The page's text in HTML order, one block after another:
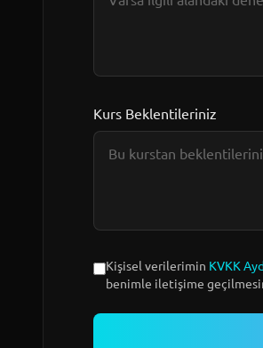
Kurs Beklentileriniz
Kişisel verilerimin KVKK
benimle iletişime